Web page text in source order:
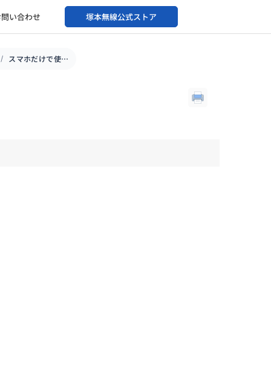
い合わせ 塚本無線公式ストア
スマホだけで使用できますか？